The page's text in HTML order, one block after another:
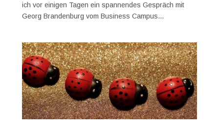
ich vor einigen Tagen ein spannendes Gespräch mit
Georg Brandenburg vom Business Campus...